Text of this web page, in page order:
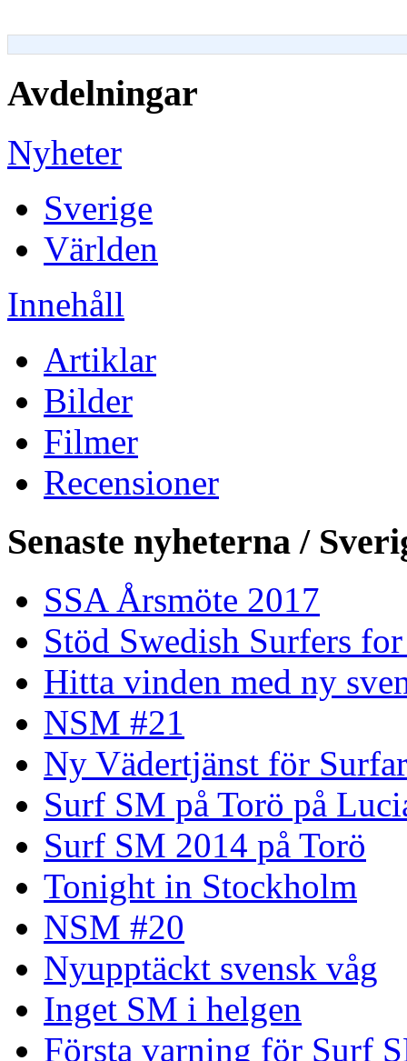
Avdelningar
Nyheter
Sverige
Världen
Innehåll
Artiklar
Bilder
Filmer
Recensioner
Senaste nyheterna /
SSA Årsmöte 2017
Stöd Swedish Surfers
Hitta vinden med ny
NSM #21
Ny Vädertjänst för
Surf SM på Torö på
Surf SM 2014 på Torö
Tonight in Stockholm
NSM #20
Nyupptäckt svensk våg
Inget SM i helgen
Första varning för Surf